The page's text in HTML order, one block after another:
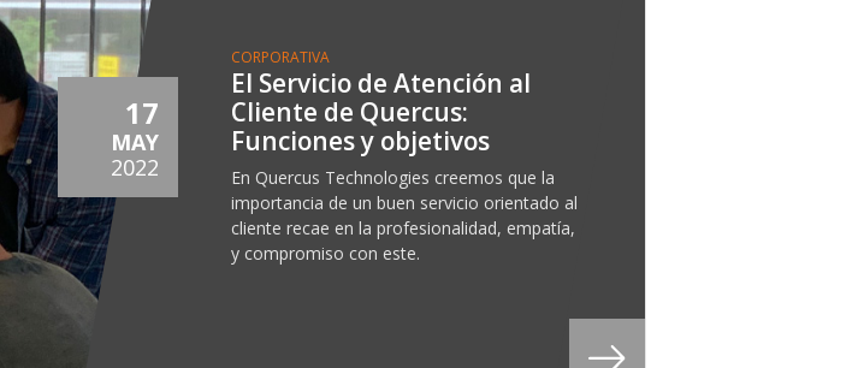
CORPORATIVA
17
MAY
2022
El Servicio de Atención al
Cliente de Quercus:
Funciones y objetivos
En Quercus Technologies creemos que la
importancia de un buen servicio orientado al
cliente recae en la profesionalidad, empatía,
y compromiso con este.